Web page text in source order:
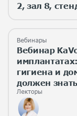
2, зал 8,
Вебинары
Вебинар
гигиена и
должен
Лекторы